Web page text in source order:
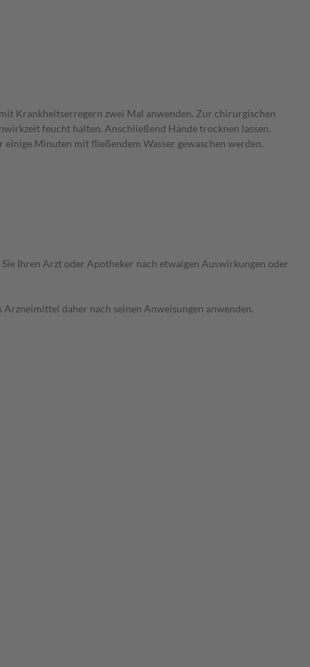
Krankheitserregern zwei Mal anwenden. Zur chirurgischen
feucht halten. Anschließend Hände trocknen lassen.
Minuten mit fließendem Wasser gewaschen werden.
Ihren Arzt oder Apotheker nach etwaigen Auswirkungen oder
daher nach seinen Anweisungen anwenden.